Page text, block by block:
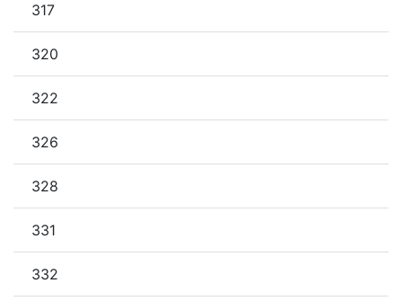
317
320
322
326
328
331
332